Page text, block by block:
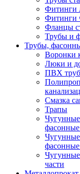
Фитинги
Фитинги
Фланцы
Трубы и
Трубы,
Воронки
Люки и
ПВХ
Смазка
Трапы
фасонные
фасонные
части